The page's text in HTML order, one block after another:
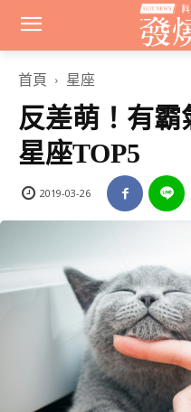
首頁 星座
反差萌！有
星座TOP5
2019-03-26